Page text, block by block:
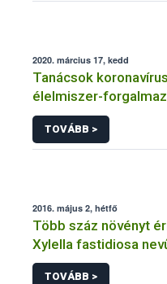
2020. március 17, kedd
Tanácsok
élelmiszer-
üzemeltetőinek
TOVÁBB >
2016. május 2, hétfő
Több száz növényt
Xylella fastidiosa
TOVÁBB >